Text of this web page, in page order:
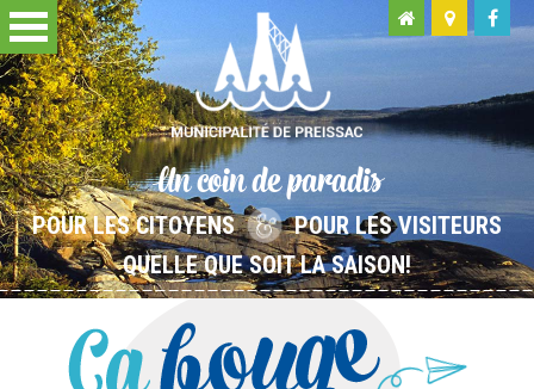
Un coin de paradis
POUR LES CITOYENS
POUR LES VISITEURS
QUELLE QUE SOIT LA SAISON!